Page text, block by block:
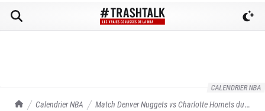
CALENDRIER NBA
TrashTalk Actu NBA
Calendrier NBA Match Denver Nuggets vsCharlotte Hornetsdu